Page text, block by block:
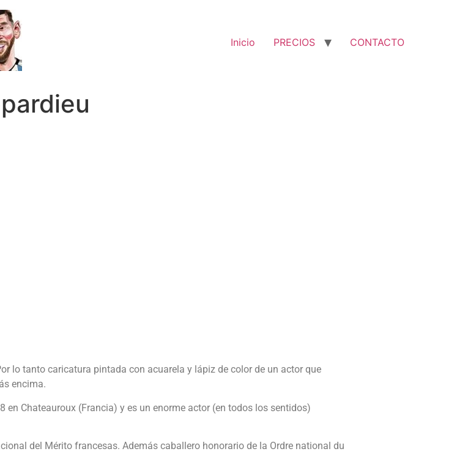
Inicio PRECIOS CONTACTO
lo tanto caricatura pintada con acuarela y lápiz de color de un actor que
encima.
en Chateauroux (Francia) y es un enorme actor (en todos los sentidos)
del Mérito francesas. Además caballero honorario de la Ordre national du